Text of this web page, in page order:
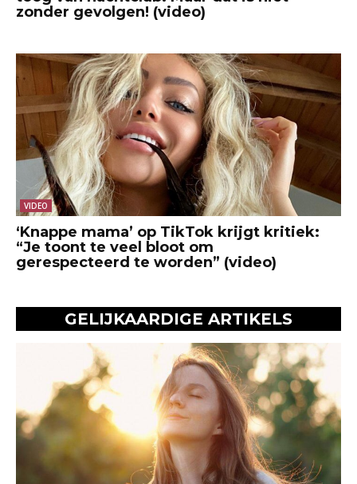
zonder gevolgen! (video)
VIDEO
‘Knappe mama’ op TikTok krijgt kritiek:
“Je toont te veel bloot om
gerespecteerd te worden” (video)
GELIJKAARDIGE ARTIKELS